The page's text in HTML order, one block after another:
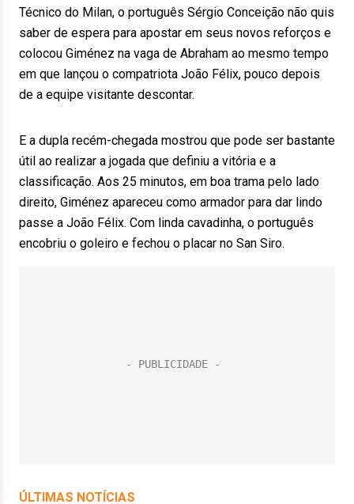
Técnico do Milan, o português Sérgio Conceição não quis
saber de espera para apostar em seus novos reforços e
colocou Giménez na vaga de Abraham ao mesmo tempo
em que lançou o compatriota João Félix, pouco depois
de a equipe visitante descontar.
E a dupla recém-chegada mostrou que pode ser bastante
útil ao realizar a jogada que definiu a vitória e a
classificação. Aos 25 minutos, em boa trama pelo lado
direito, Giménez apareceu como armador para dar lindo
passe a João Félix. Com linda cavadinha, o português
encobriu o goleiro e fechou o placar no San Siro.